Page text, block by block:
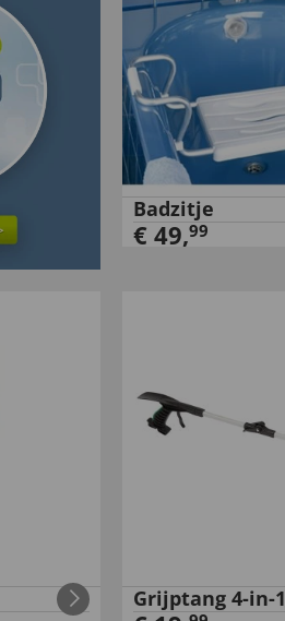
Badzitje
€ 49,99
Grijptang 4-in-1